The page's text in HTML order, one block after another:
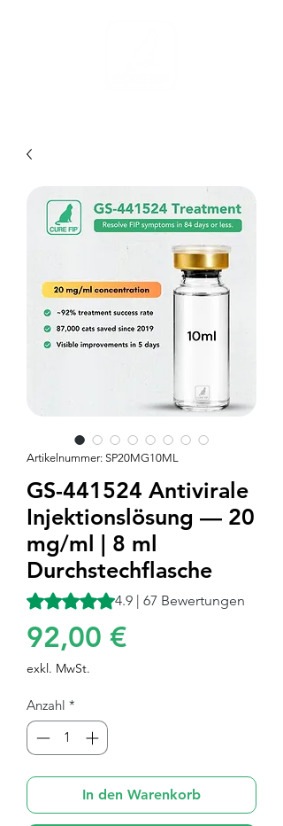
Artikelnummer: SP20MG10ML
GS-441524 Antivirale
Injektionslösung — 20
mg/ml | 8 ml
Durchstechflasche
Das Rating beträgt 4.9 von fünf
4.9 | 67 Bewertungen
92,00 €
exkl. MwSt.
Anzahl *
In den Warenkorb